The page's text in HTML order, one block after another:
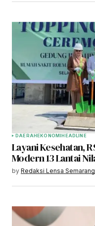
DAERAHEKONOMIHEADLINE
Layani Kesehatan,
Modern 13 Lantai
by Redaksi Lensa Semarang